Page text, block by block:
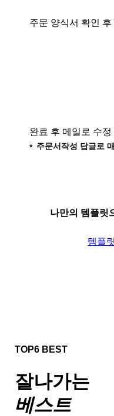
주문 양식서 확인
완료 후 메일로 수
주문서작성 답글로
나만의 템플릿
템플
TOP6 BEST
잘나가는
베스트